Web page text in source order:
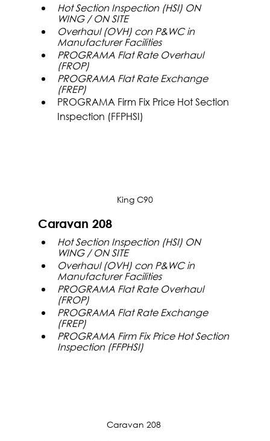
Hot Section Inspection (HSI) ON
WING / ON SITE
Overhaul (OVH) con P&WC in
Manufacturer Facilities
PROGRAMA Flat Rate Overhaul
(FROP)
PROGRAMA Flat Rate Exchange
(FREP)
PROGRAMA Firm Fix Price Hot Section
Inspection (FFPHSI)
King C90
Caravan 208
Hot Section Inspection (HSI) ON
WING / ON SITE
Overhaul (OVH) con P&WC in
Manufacturer Facilities
PROGRAMA Flat Rate Overhaul
(FROP)
PROGRAMA Flat Rate Exchange
(FREP)
PROGRAMA Firm Fix Price Hot Section
Inspection (FFPHSI)
Caravan 208